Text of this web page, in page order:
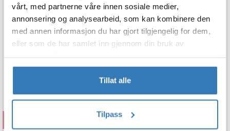
vårt, med partnerne våre innen sosiale medier,
annonsering og analysearbeid, som kan kombinere den
med annen informasjon du har gjort tilgjengelig for dem,
eller som de har samlet inn gjennom din bruk av
Tillat alle
Tilpass